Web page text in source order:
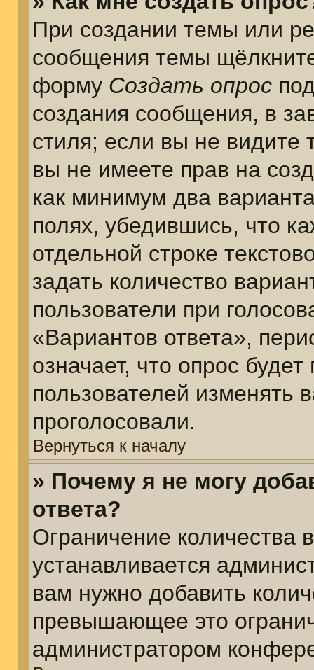
При создании темы или
сообщения темы
форму Создать опрос
создания сообщения, в
стиля; если вы не видите
вы не имеете прав на
как минимум два
полях, убедившись, что
отдельной строке
задать количество
пользователи при
«Вариантов ответа»,
означает, что опрос
пользователей изменять
проголосовали.
Вернуться к началу
» Почему я не могу
ответа?
Ограничение количества
устанавливается
вам нужно добавить
превышающее это
администратором